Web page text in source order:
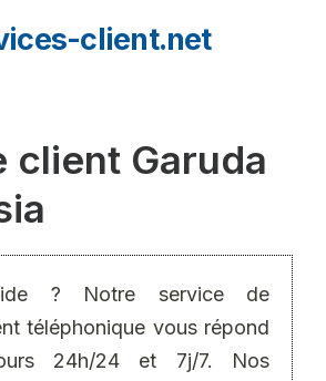
client.net
client Garuda
? Notre service de
téléphonique vous répond
24h/24 et 7j/7. Nos